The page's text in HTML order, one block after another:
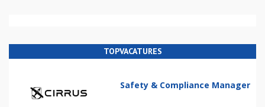
TOPVACATURES
Safety & Compliance Manager